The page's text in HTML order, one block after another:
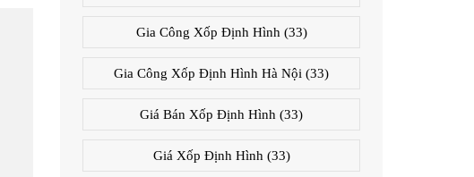
Gia Công Xốp Định Hình (33)
Gia Công Xốp Định Hình Hà Nội (33)
Giá Bán Xốp Định Hình (33)
Giá Xốp Định Hình (33)